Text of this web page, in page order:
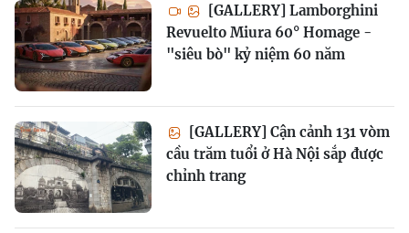
[GALLERY] Lamborghini
Revuelto Miura 60° Homage -
"siêu bò" kỷ niệm 60 năm
[GALLERY] Cận cảnh 131 vòm
cầu trăm tuổi ở Hà Nội sắp được
chỉnh trang